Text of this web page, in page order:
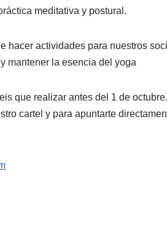
meditativa y postural.
hacer actividades para nuestros
mantener la esencia del yoga
que realizar antes del 1 de
cartel y para apuntarte